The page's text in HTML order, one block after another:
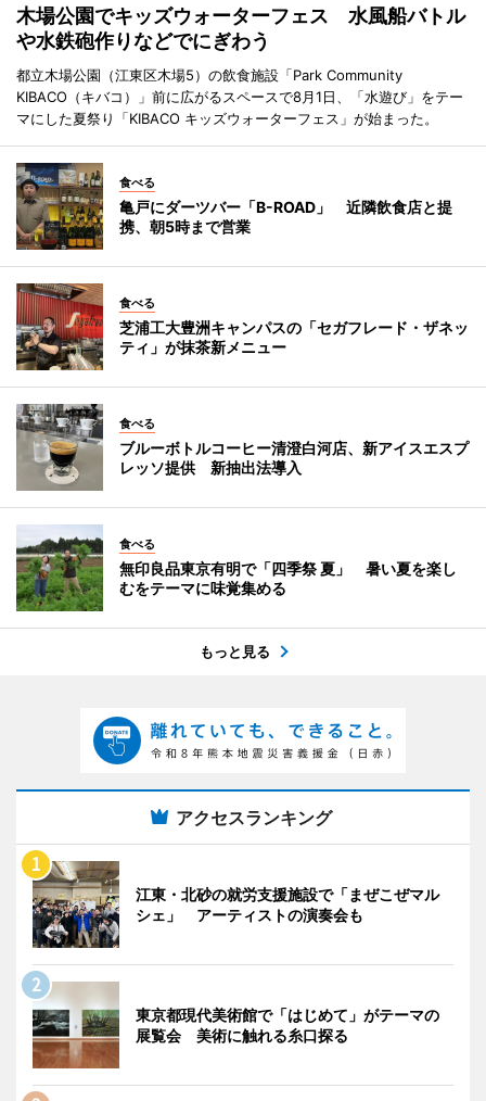
木場公園でキッズウォーターフェス 水風船バトル
や水鉄砲作りなどでにぎわう
都立木場公園（江東区木場5）の飲食施設「Park Community
KIBACO（キバコ）」前に広がるスペースで8月1日、「水遊び」をテー
マにした夏祭り「KIBACO キッズウォーターフェス」が始まった。
食べる
亀戸にダーツバー「B-ROAD」 近隣飲食店と提
携、朝5時まで営業
食べる
芝浦工大豊洲キャンパスの「セガフレード・ザネッ
ティ」が抹茶新メニュー
食べる
ブルーボトルコーヒー清澄白河店、新アイスエスプ
レッソ提供 新抽出法導入
食べる
無印良品東京有明で「四季祭 夏」 暑い夏を楽し
むをテーマに味覚集める
もっと見る
アクセスランキング
江東・北砂の就労支援施設で「まぜこぜマル
シェ」 アーティストの演奏会も
東京都現代美術館で「はじめて」がテーマの
展覧会 美術に触れる糸口探る